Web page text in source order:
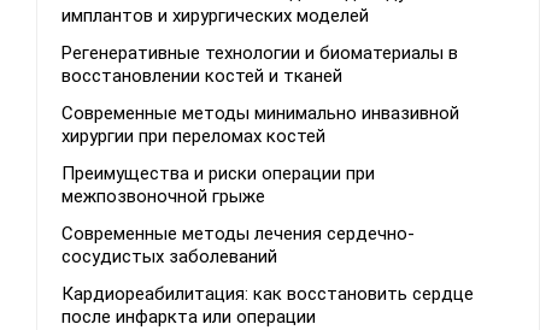
имплантов и хирургических моделей
Регенеративные технологии и биоматериалы в
восстановлении костей и тканей
Современные методы минимально инвазивной
хирургии при переломах костей
Преимущества и риски операции при
межпозвоночной грыже
Современные методы лечения сердечно-
сосудистых заболеваний
Кардиореабилитация: как восстановить сердце
после инфаркта или операции